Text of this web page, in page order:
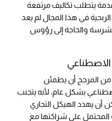
يتطلب تكاليف مرتفعة
الربحية في هذا المجال لم يعد
والحاجة إلى رؤوس
المرجح أن يطمئن
بشكل عام، لأنه يتجنب
أن يهدد الهيكل التجاري
المحتمل على شراكتها مع